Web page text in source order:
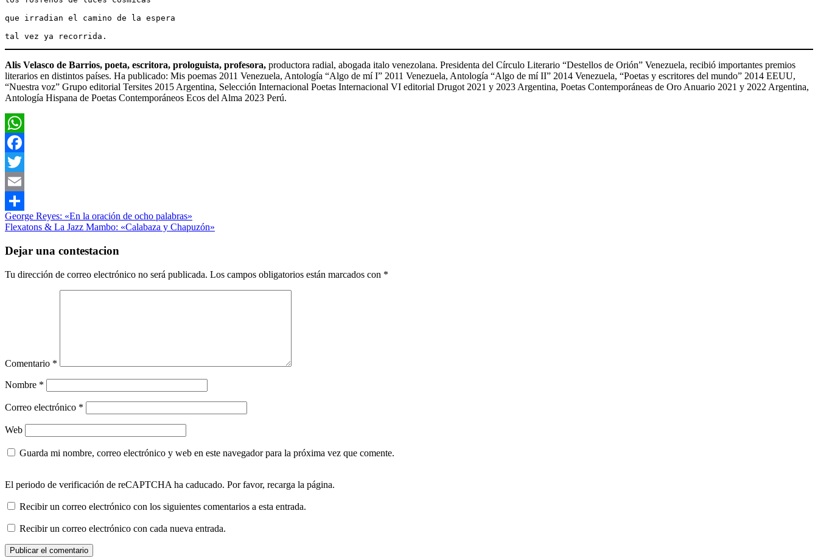
que irradian el camino de la espera
tal vez ya recorrida.
Alis Velasco de Barrios, poeta, escritora, prologuista, profesora, productora radial, abogada italo venezolana. Presidenta del Círculo Literario “Destellos de Orión” Venezuela, recibió importantes premios
literarios en distintos países. Ha publicado: Mis poemas 2011 Venezuela, Antología “Algo de mí I” 2011 Venezuela, Antología “Algo de mí II” 2014 Venezuela, “Poetas y escritores del mundo” 2014 EEUU,
“Nuestra voz” Grupo editorial Tersites 2015 Argentina, Selección Internacional Poetas Internacional VI editorial Drugot 2021 y 2023 Argentina, Poetas Contemporáneas de Oro Anuario 2021 y 2022 Argentina,
Antología Hispana de Poetas Contemporáneos Ecos del Alma 2023 Perú.
WhatsApp
Facebook
Twitter
Email
Compartir
Literatura
Poesía
Navegación
de
entradas
Entrada
anterior:
George Reyes: «En la oración de ocho palabras»
Siguiente
Flexatons & La Jazz Mambo: «Calabaza y Chapuzón»
Dejar una contestacion
Tu dirección de correo electrónico no será publicada. Los campos obligatorios están marcados con *
Comentario *
Nombre *
Correo electrónico *
Web
Guarda mi nombre, correo electrónico y web en este navegador para la próxima vez que comente.
El periodo de verificación de reCAPTCHA ha caducado. Por favor, recarga la página.
Recibir un correo electrónico con los siguientes comentarios a esta entrada.
Recibir un correo electrónico con cada nueva entrada.